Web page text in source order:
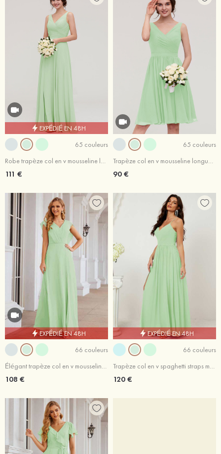
EXPÉDIÉ EN 48H
65 couleurs
Robe trapèze col en v mousseline longueur ras du sol robe de demoiselle d'honneur avec ceintures
111 €
65 couleurs
Trapèze col en v mousseline longueur genou robe de demoiselle d'honneur ralsin
90 €
EXPÉDIÉ EN 48H
66 couleurs
Élégant trapèze col en v mousseline longueur ras du sol robe de demoiselle d'honneur avec fendue
108 €
EXPÉDIÉ EN 48H
66 couleurs
Trapèze col en v spaghetti straps mousseline ras du sol robe de demoiselle d'honneur
120 €